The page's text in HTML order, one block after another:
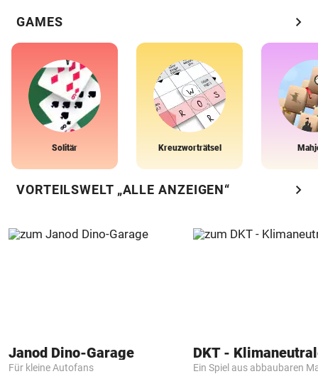
GAMES chevron_right
Solitär Kreuzworträtsel
VORTEILSWELT „ALLE ANZEIGEN“ chevron_right
Janod Dino-Garage
Für kleine Autofans Ein Spiel aus abbaubaren